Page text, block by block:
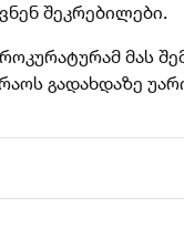
შეკრებილები.
მას
გადახდაზე